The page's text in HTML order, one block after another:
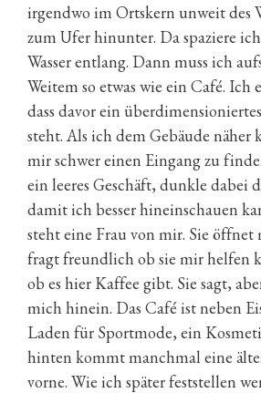
irgendwo im Ortskern unweit des
zum Ufer hinunter. Da spaziere
Wasser entlang. Dann muss ich
Weitem so etwas wie ein Café. Ich
dass davor ein
steht. Als ich dem Gebäude näher
mir schwer einen Eingang zu
ein leeres Geschäft, dunkle dabei
damit ich besser hineinschauen
steht eine Frau von mir. Sie
fragt freundlich ob sie mir helfen
ob es hier Kaffee gibt. Sie sagt,
mich hinein. Das Café ist neben
Laden für Sportmode, ein
hinten kommt manchmal eine
vorne. Wie ich später feststellen